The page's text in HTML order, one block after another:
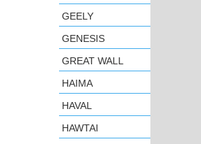
GEELY
GENESIS
GREAT WALL
HAIMA
HAVAL
HAWTAI